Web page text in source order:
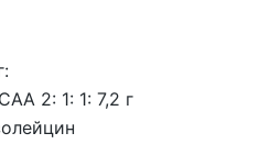
2: 1: 1: 7,2 г